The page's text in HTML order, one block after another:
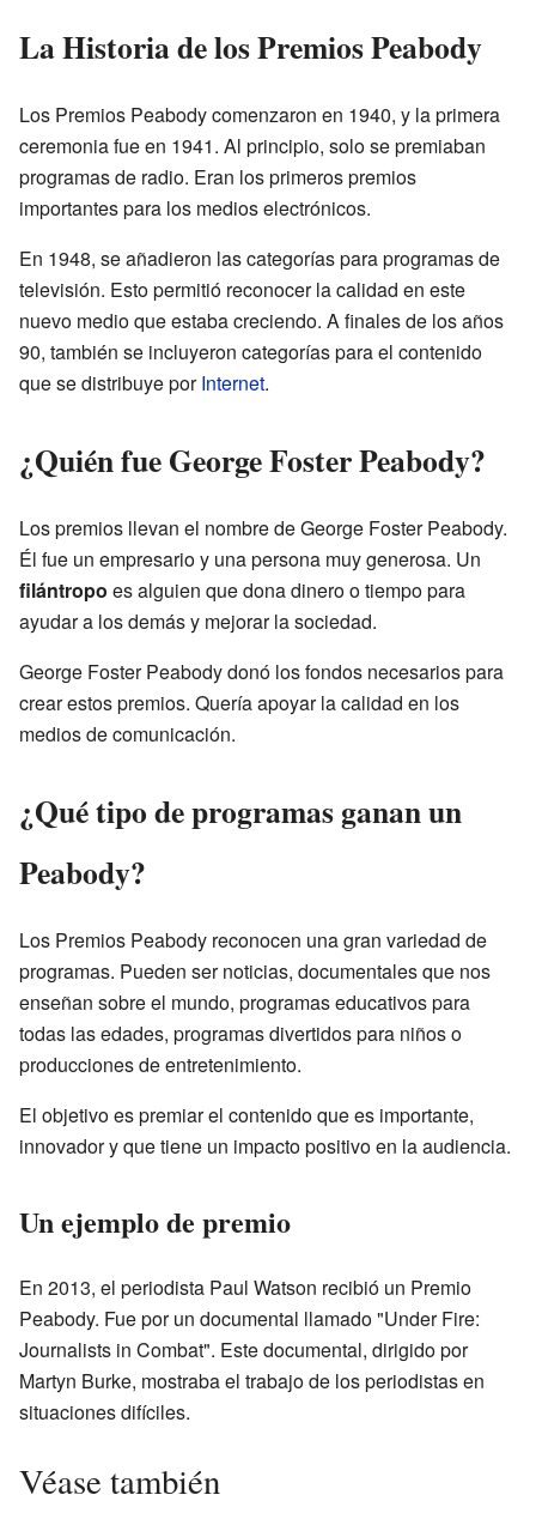
La Historia de los Premios Peabody
Los Premios Peabody comenzaron en 1940, y la primera
ceremonia fue en 1941. Al principio, solo se premiaban
programas de radio. Eran los primeros premios
importantes para los medios electrónicos.
En 1948, se añadieron las categorías para programas de
televisión. Esto permitió reconocer la calidad en este
nuevo medio que estaba creciendo. A finales de los años
90, también se incluyeron categorías para el contenido
que se distribuye porInternet.
¿Quién fue George Foster Peabody?
Los premios llevan el nombre de George Foster Peabody.
Él fue un empresario y una persona muy generosa. Un
filántropo es alguien que dona dinero o tiempo para
ayudar a los demás y mejorar la sociedad.
George Foster Peabody donó los fondos necesarios para
crear estos premios. Quería apoyar la calidad en los
medios de comunicación.
¿Qué tipo de programas ganan un
Peabody?
Los Premios Peabody reconocen una gran variedad de
programas. Pueden ser noticias, documentales que nos
enseñan sobre el mundo, programas educativos para
todas las edades, programas divertidos para niños o
producciones de entretenimiento.
El objetivo es premiar el contenido que es importante,
innovador y que tiene un impacto positivo en la audiencia.
Un ejemplo de premio
En 2013, el periodista Paul Watson recibió un Premio
Peabody. Fue por un documental llamado "Under Fire:
Journalists in Combat". Este documental, dirigido por
Martyn Burke, mostraba el trabajo de los periodistas en
situaciones difíciles.
Véase también